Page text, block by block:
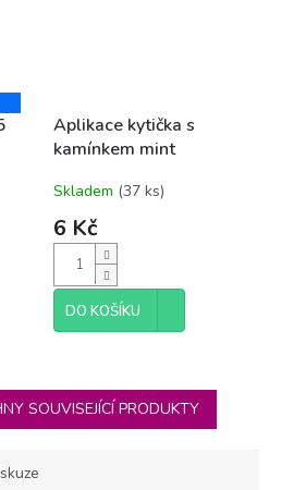
Aplikace kytička s
kamínkem mint
Skladem (37 ks)
6 Kč
DO KOŠÍKU
SOUVISEJÍCÍ PRODUKTY